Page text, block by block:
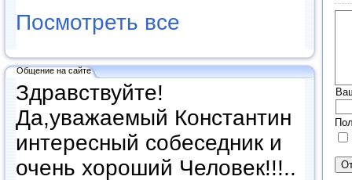
Посмотреть все
Общение на сайте
Здравствуйте!
Да,уважаемый Константин
интересный собеседник и
очень хороший Человек!!!..